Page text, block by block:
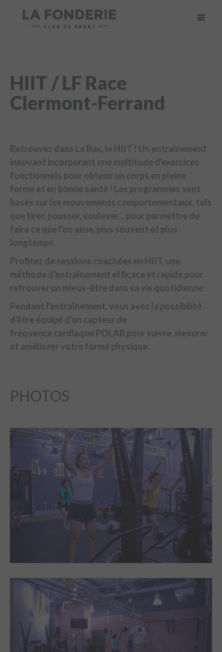
HIIT / LF Race
Clermont-Ferrand
Retrouvez dans La Box, le HIIT ! Un entraînement
innovant incorporant une multitude d'exercices
fonctionnels pour obtenir un corps en pleine
forme et en bonne santé ! Les programmes sont
basés sur les mouvements comportementaux, tels
que tirer, pousser, soulever... pour permettre de
faire ce que l'on aime, plus souvent et plus
longtemps.
Profitez de sessions coachées en HIIT, une
méthode d'entraînement efficace et rapide pour
retrouver un mieux-être dans sa vie quotidienne.
Pendant l'entraînement, vous avez la possibilité
d'être équipé d'un capteur de
fréquence cardiaque POLAR pour suivre, mesurer
et améliorer votre forme physique.
PHOTOS